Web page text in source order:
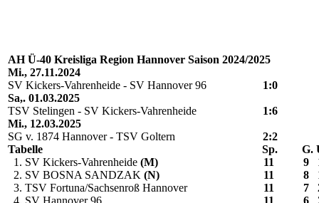
AH Ü-40 Kreisliga Region Hannover Saison 2024/2025
Mi., 27.11.2024
SV Kickers-Vahrenheide - SV Hannover 96
1:0
Sa,. 01.03.2025
TSV Stelingen - SV Kickers-Vahrenheide
1:6
Mi., 12.03.2025
SG v. 1874 Hannover - TSV Goltern
2:2
Tabelle
Sp. G.
1. SV Kickers-Vahrenheide (M) 11 9
2. SV BOSNA SANDZAK (N) 11 8
3. TSV Fortuna/Sachsenroß Hannover
11 7